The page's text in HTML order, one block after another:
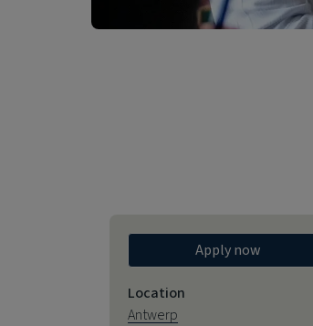
Apply now
Location
Antwerp